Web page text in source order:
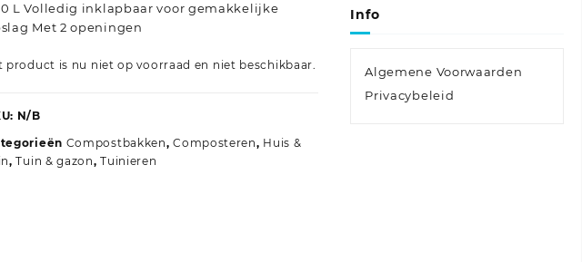
L Volledig inklapbaar voor gemakkelijke
Met 2 openingen
product is nu niet op voorraad en niet beschikbaar.
N/B
Compostbakken,Composteren, Huis &
,Tuin & gazon,Tuinieren
Info
Algemene Voorwaarden
Privacybeleid